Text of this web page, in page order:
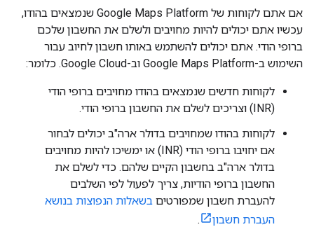
אם אתם לקוחות של Google Maps Platform שנמצאים בהודו,
עכשיו אתם יכולים להיות מחויבים ולשלם את החשבון שלכם
ברופי הודי. אתם יכולים להשתמש באותו חשבון לחיוב עבור
השימוש ב-Google Maps Platform וב-Google Cloud. כלומר:
לקוחות חדשים שנמצאים בהודו מחויבים ברופי הודי
(INR) וצריכים לשלם את החשבון ברופי הודי.
לקוחות בהודו שמחויבים בדולר ארה"ב יכולים לבחור
אם יחויבו ברופי הודי (INR) או ימשיכו להיות מחויבים
בדולר ארה"ב בחשבון הקיים שלהם. כדי לשלם את
החשבון ברופי הודיות, צריך לפעול לפי השלבים
להעברת חשבון שמפורטים בשאלות הנפוצות בנושא
העברת חשבון
.